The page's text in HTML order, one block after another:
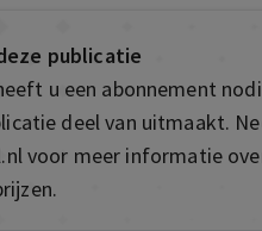
publicatie
u een abonnement
deel van uitmaakt.
voor meer informatie